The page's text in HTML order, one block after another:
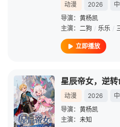
动漫 2026
导演： 黄杨凯
主演： 二狗 / 乐乐 /
立即播放
星辰帝女，逆
动漫 2026
导演： 黄杨凯
主演： 未知